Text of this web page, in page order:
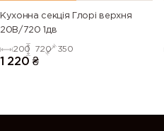
Кухонна секція Глорі верхня
20В/720 1дв
200 720 350
1 220 ₴